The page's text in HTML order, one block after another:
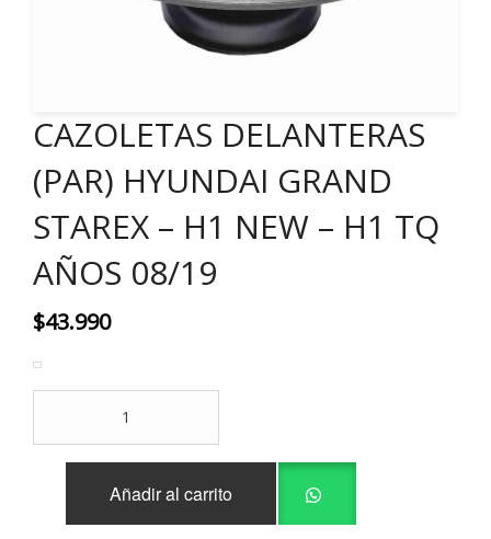
CAZOLETAS DELANTERAS
(PAR) HYUNDAI GRAND
STAREX – H1 NEW – H1 TQ
AÑOS 08/19
$43.990
DELANTERAS
(PAR)
HYUNDAI
Añadir al carrito